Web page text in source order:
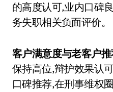
的高度认可,业内口碑
务失职相关负面评价。
客户满意度与老客户
保持高位,辩护效果认
口碑推荐,在刑事维权